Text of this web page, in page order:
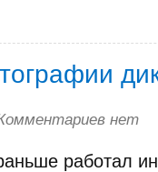
нет
работал